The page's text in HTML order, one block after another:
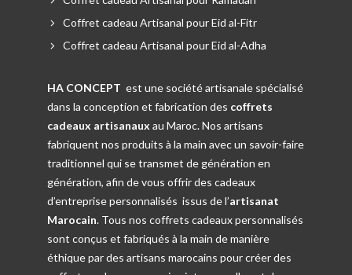
Coffret cadeau Artisanal pour Eid al-Fitr
Coffret cadeau Artisanal pour Eid al-Adha
HA CONCEPT est une société artisanale spécialisé
dans la conception et fabrication des coffrets
cadeaux artisanaux au Maroc. Nos artisans
fabriquent nos produits à la main avec un savoir-faire
traditionnel qui se transmet de génération en
génération, afin de vous offrir des cadeaux
d’entreprise personnalisés issus de l’artisanat
Marocain. Tous nos coffrets cadeaux personnalisés
sont conçus et fabriqués à la main de manière
éthique par des artisans marocains pour créer des